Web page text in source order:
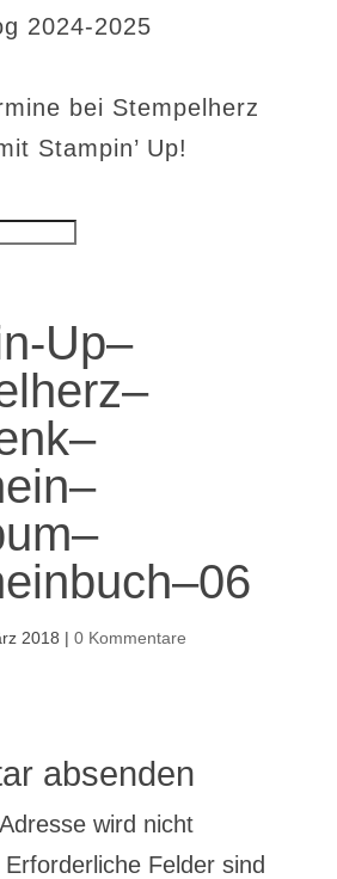
2024-2025
bei Stempelherz
Stampin’ Up!
Up–
2018 | 0 Kommentare
absenden
wird nicht
Erforderliche Felder sind